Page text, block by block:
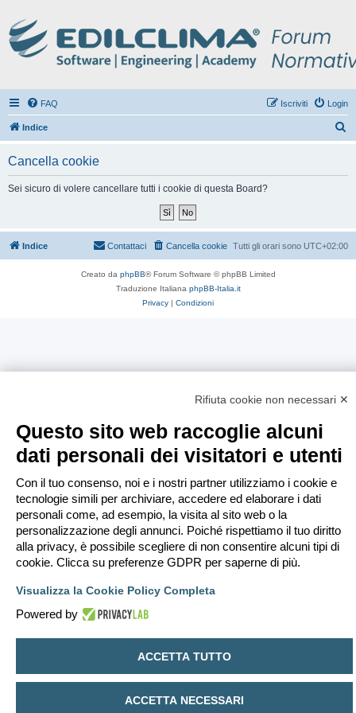
FAQ Login
Iscriviti
Indice
Cancella cookie
Sei sicuro di volere cancellare tutti i cookie di questa Board?
Indice Tutti gli orari sono UTC+02:00
Cancella cookie
Contattaci
Creato da phpBB® Forum Software © phpBB Limited
Traduzione Italiana phpBB-Italia.it
Privacy | Condizioni
Rifiuta cookie non necessari ✕
Questo sito web raccoglie alcuni
dati personali dei visitatori e utenti
Con il tuo consenso, noi e i nostri partner utilizziamo i cookie e
tecnologie simili per archiviare, accedere ed elaborare i dati
personali come, ad esempio, la visita al sito web o la
personalizzazione degli annunci. Poiché rispettiamo il tuo diritto
alla privacy, è possibile scegliere di non consentire alcuni tipi di
cookie. Clicca su preferenze GDPR per saperne di più.
Visualizza la Cookie Policy Completa
Powered by
ACCETTA TUTTO
ACCETTA NECESSARI